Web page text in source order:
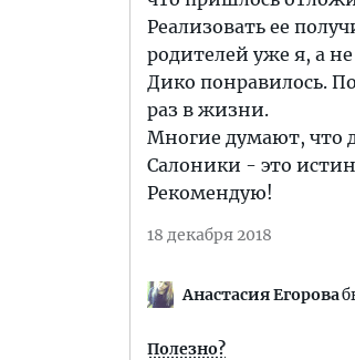
Реализовать ее
родителей уже я, а
Дико понравилось.
раз в жизни.
Многие думают, что
Салоники - это
Рекомендую!
18 декабря 2018
Анастасия Егорова
Полезно?